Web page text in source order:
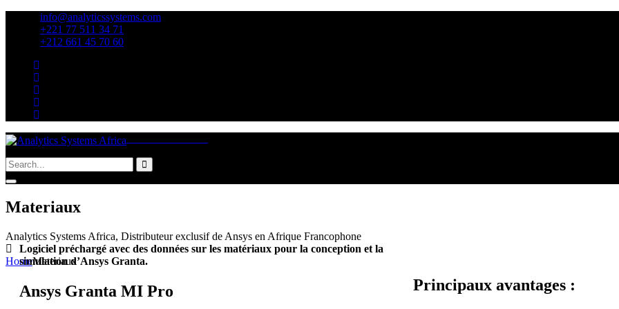
info@analyticssystems.com
+221 77 511 34 71
+212 661 45 70 60​
Materiaux
Analytics Systems Africa, Distributeur exclusif de Ansys en Afrique Francophone
HomeMateriaux
Logiciel préchargé avec des données sur les matériaux pour la conception et la
simulation d’Ansys Granta.
Ansys Granta MI Pro Principaux avantages :